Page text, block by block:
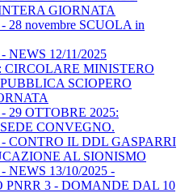
GIORNATA
28 novembre SCUOLA in
NEWS 12/11/2025
CIRCOLARE MINISTERO
SCIOPERO
29 OTTOBRE 2025:
CONVEGNO.
CONTRO IL DDL GASPARRI
AL SIONISMO
NEWS 13/10/2025 -
PNRR 3 - DOMANDE DAL 10